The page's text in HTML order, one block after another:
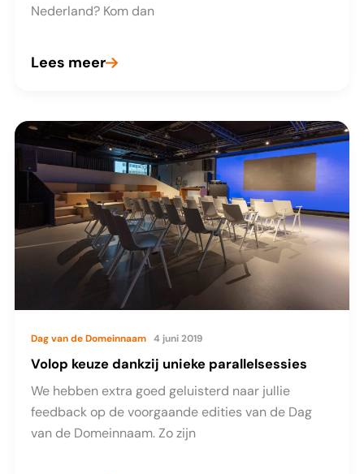
Nederland? Kom dan
De
is
dit
jaar
bij
Microsoft!
Lees meer
Dag van de Domeinnaam 4 juni 2019
Volop keuze dankzij unieke parallelsessies
We hebben extra goed geluisterd naar jullie
feedback op de voorgaande edities van de Dag
van de Domeinnaam. Zo zijn